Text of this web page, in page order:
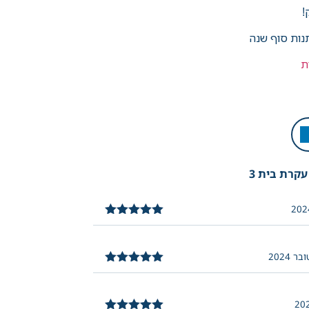
סוף שנה
עקרת בית 3
דורג5מתוך
דורג5מתוך